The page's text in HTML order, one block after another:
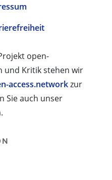
open-
und Kritik stehen wir
access.networkzur
Sie auch unser